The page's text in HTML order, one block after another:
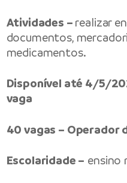
Atividades – realizar
documentos,
medicamentos.
Disponível até 4/5/
vaga
40 vagas – Operador
Escolaridade – ensino